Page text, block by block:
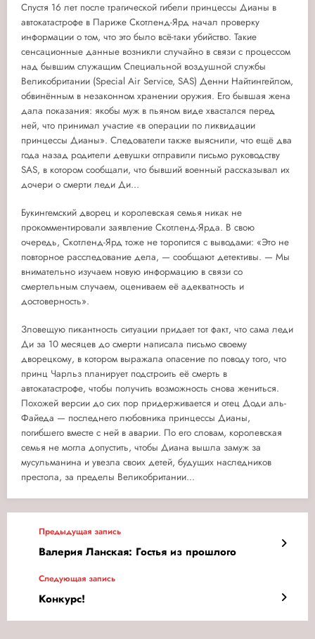
Спустя 16 лет после трагической гибели принцессы Дианы в
автокатастрофе в Париже Скотленд-Ярд начал проверку
информации о том, что это было всё-таки убийство. Такие
сенсационные данные возникли случайно в связи с процессом
над бывшим служащим Специальной воздушной службы
Великобритании (Special Air Service, SAS) Денни Найтингейлом,
обвинённым в незаконном хранении оружия. Его бывшая жена
дала показания: якобы муж в пьяном виде хвастался перед
ней, что принимал участие «в операции по ликвидации
принцессы Дианы». Следователи также выяснили, что ещё два
года назад родители девушки отправили письмо руководству
SAS, в котором сообщали, что бывший военный рассказывал их
дочери о смерти леди Ди...
Букингемский дворец и королевская семья никак не
прокомментировали заявление Скотленд-Ярда. В свою
очередь, Скотленд-Ярд тоже не торопится с выводами: «Это не
повторное расследование дела, — сообщают детективы. — Мы
внимательно изучаем новую информацию в связи со
смертельным случаем, оцениваем её адекватность и
достоверность».
Зловещую пикантность ситуации придает тот факт, что сама леди
Ди за 10 месяцев до смерти написала письмо своему
дворецкому, в котором выражала опасение по поводу того, что
принц Чарльз планирует подстроить её смерть в
автокатастрофе, чтобы получить возможность снова жениться.
Похожей версии до сих пор придерживается и отец Доди аль-
Файеда — последнего любовника принцессы Дианы,
погибшего вместе с ней в аварии. По его словам, королевская
семья не могла допустить, чтобы Диана вышла замуж за
мусульманина и увезла своих детей, будущих наследников
престола, за пределы Великобритании...
Предыдущая запись
Валерия Ланская: Гостья из прошлого
Следующая запись
Конкурс!